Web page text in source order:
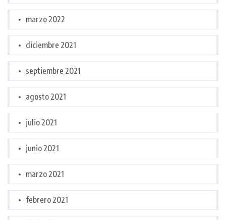
marzo 2022
diciembre 2021
septiembre 2021
agosto 2021
julio 2021
junio 2021
marzo 2021
febrero 2021